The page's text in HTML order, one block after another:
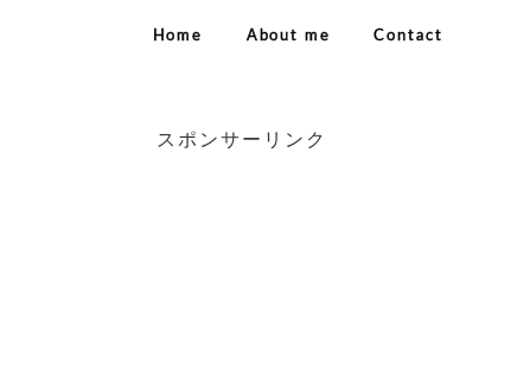
Home About me Contact
スポンサーリンク